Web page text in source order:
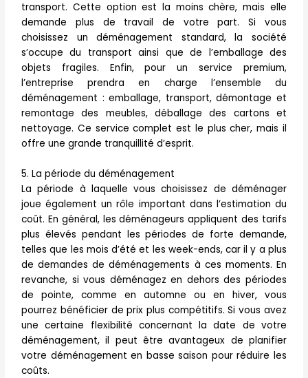
transport. Cette option est la moins chère, mais elle
demande plus de travail de votre part. Si vous
choisissez un déménagement standard, la société
s’occupe du transport ainsi que de l’emballage des
objets fragiles. Enfin, pour un service premium,
l’entreprise prendra en charge l’ensemble du
déménagement : emballage, transport, démontage et
remontage des meubles, déballage des cartons et
nettoyage. Ce service complet est le plus cher, mais il
offre une grande tranquillité d’esprit.
5. La période du déménagement
La période à laquelle vous choisissez de déménager
joue également un rôle important dans l’estimation du
coût. En général, les déménageurs appliquent des tarifs
plus élevés pendant les périodes de forte demande,
telles que les mois d’été et les week-ends, car il y a plus
de demandes de déménagements à ces moments. En
revanche, si vous déménagez en dehors des périodes
de pointe, comme en automne ou en hiver, vous
pourrez bénéficier de prix plus compétitifs. Si vous avez
une certaine flexibilité concernant la date de votre
déménagement, il peut être avantageux de planifier
votre déménagement en basse saison pour réduire les
coûts.